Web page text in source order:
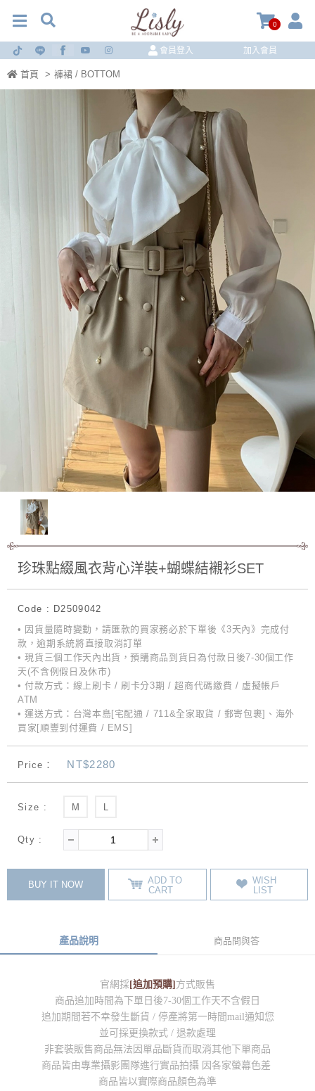
0
會員登入 加入會員
首頁 > 褲裙 / BOTTOM
珍珠點綴風衣背心洋裝+蝴蝶結襯衫SET
Code : D2509042
• 因貨量隨時變動，請匯款的買家務必於下單後《3天內》完成付
款，逾期系統將直接取消訂單
• 現貨三個工作天內出貨，預購商品到貨日為付款日後7-30個工作
天(不含例假日及休市)
• 付款方式：線上刷卡 / 刷卡分3期 / 超商代碼繳費 / 虛擬帳戶
ATM
• 運送方式：台灣本島[宅配通 / 711&全家取貨 / 郵寄包裹]、海外
買家[順豐到付運費 / EMS]
Price： NT$2280
Size : M L
Qty :
BUY IT NOW
ADD TO
CART
WISH
LIST
產品說明 商品問與答
官網採[追加預購]方式販售
商品追加時間為下單日後7-30個工作天不含假日
追加期間若不幸發生斷貨 / 停產將第一時間mail通知您
並可採更換款式 / 退款處理
非套裝販售商品無法因單品斷貨而取消其他下單商品
商品皆由專業攝影團隊進行實品拍攝 因各家螢幕色差
商品皆以實際商品顏色為準